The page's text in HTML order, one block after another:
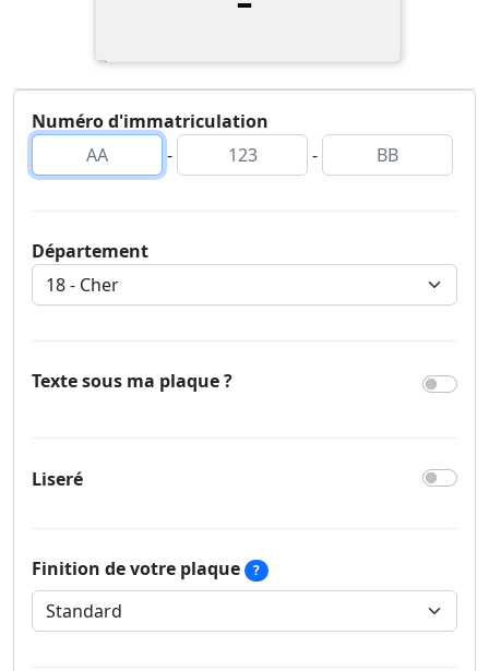
Numéro d'immatriculation
-
-
Département
Texte sous ma plaque ?
Liseré
Finition de votre plaque ?